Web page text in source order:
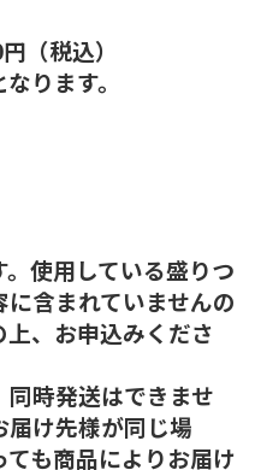
（税込）
ります。
使用している盛りつ
含まれていませんの
、お申込みくださ
時発送はできませ
け先様が同じ場
も商品によりお届け